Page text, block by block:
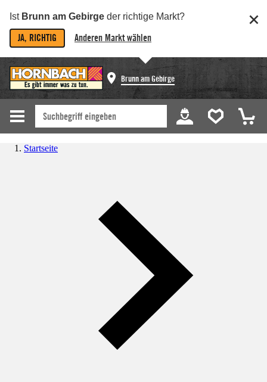
Ist Brunn am Gebirge der richtige Markt?
JA, RICHTIG Anderen Markt wählen
Brunn am Gebirge
Startseite